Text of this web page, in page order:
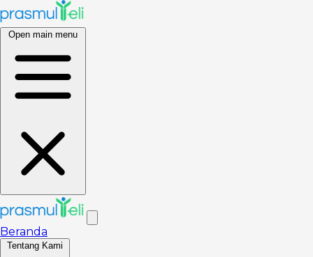
Open main menu
Beranda
Tentang Kami